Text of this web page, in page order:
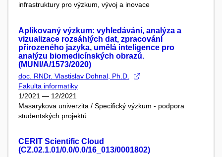
infrastruktury pro výzkum, vývoj a inovace
Aplikovaný výzkum: vyhledávání, analýza a
vizualizace rozsáhlých dat, zpracování
přirozeného jazyka, umělá inteligence pro
analýzu biomedicínských obrazů.
(MUNI/A/1573/2020)
doc. RNDr. Vlastislav Dohnal, Ph.D.
Fakulta informatiky
1/2021 — 12/2021
Masarykova univerzita / Specifický výzkum - podpora
studentských projektů
CERIT Scientific Cloud
(CZ.02.1.01/0.0/0.0/16_013/0001802)